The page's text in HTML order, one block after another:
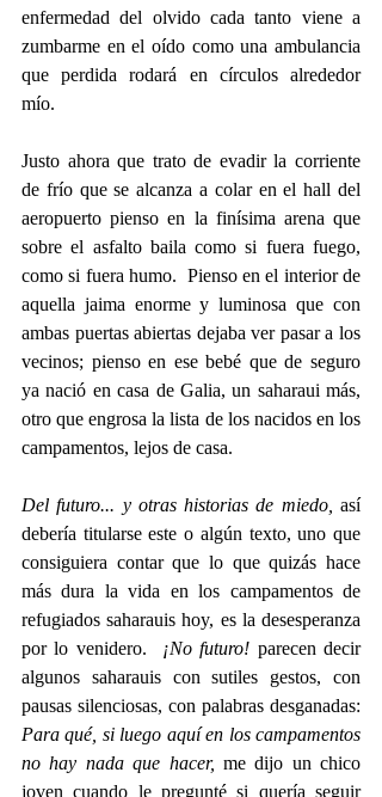
enfermedad del olvido cada tanto viene a
zumbarme en el oído como una ambulancia
que perdida rodará en círculos alrededor
mío.
Justo ahora que trato de evadir la corriente
de frío que se alcanza a colar en el hall del
aeropuerto pienso en la finísima arena que
sobre el asfalto baila como si fuera fuego,
como si fuera humo.  Pienso en el interior de
aquella jaima enorme y luminosa que con
ambas puertas abiertas dejaba ver pasar a los
vecinos; pienso en ese bebé que de seguro
ya nació en casa de Galia, un saharaui más,
otro que engrosa la lista de los nacidos en los
campamentos, lejos de casa.
Del futuro... y otras historias de miedo, así
debería titularse este o algún texto, uno que
consiguiera contar que lo que quizás hace
más dura la vida en los campamentos de
refugiados saharauis hoy, es la desesperanza
por lo venidero.
¡No futuro! parecen decir
algunos saharauis con sutiles gestos, con
Para qué, si luego aquí en los campamentos
no hay nada que hacer, me dijo un chico
joven cuando le pregunté si quería seguir